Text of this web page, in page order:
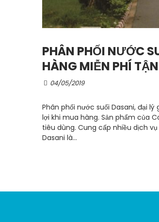
PHÂN PHỐI NƯỚC
HÀNG MIỄN PHÍ
04/05/2019
Phân phối nước suối Dasani, đại
lợi khi mua hàng. Sản phẩm của
tiêu dùng. Cung cấp nhiều dịch
Dasani là...